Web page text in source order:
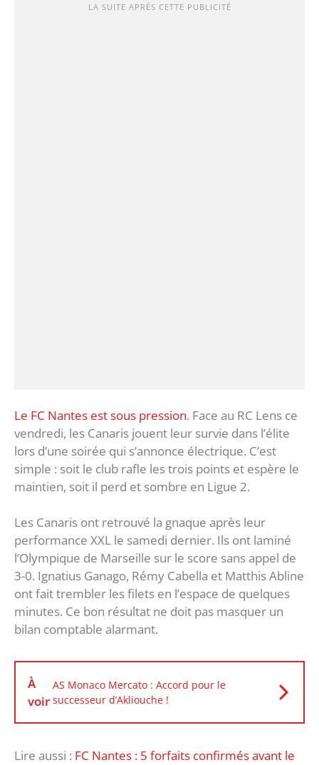
LA SUITE APRÈS CETTE PUBLICITÉ
Le FC Nantes est sous pression. Face au RC Lens ce
vendredi, les Canaris jouent leur survie dans l’élite
lors d’une soirée qui s’annonce électrique. C’est
simple : soit le club rafle les trois points et espère le
maintien, soit il perd et sombre en Ligue 2.
Les Canaris ont retrouvé la gnaque après leur
performance XXL le samedi dernier. Ils ont laminé
l’Olympique de Marseille sur le score sans appel de
3-0. Ignatius Ganago, Rémy Cabella et Matthis Abline
ont fait trembler les filets en l’espace de quelques
minutes. Ce bon résultat ne doit pas masquer un
bilan comptable alarmant.
À
voir
AS Monaco Mercato : Accord pour le
successeur d’Akliouche !
Lire aussi : FC Nantes : 5 forfaits confirmés avant le